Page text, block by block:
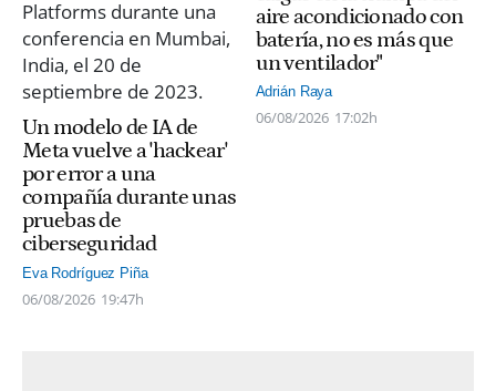
Un modelo de IA de
Meta vuelve a 'hackear'
por error a una
compañía durante unas
pruebas de
ciberseguridad
Eva Rodríguez Piña
06/08/2026 19:47h
aire acondicionado con
batería, no es más que
un ventilador"
Adrián Raya
06/08/2026 17:02h